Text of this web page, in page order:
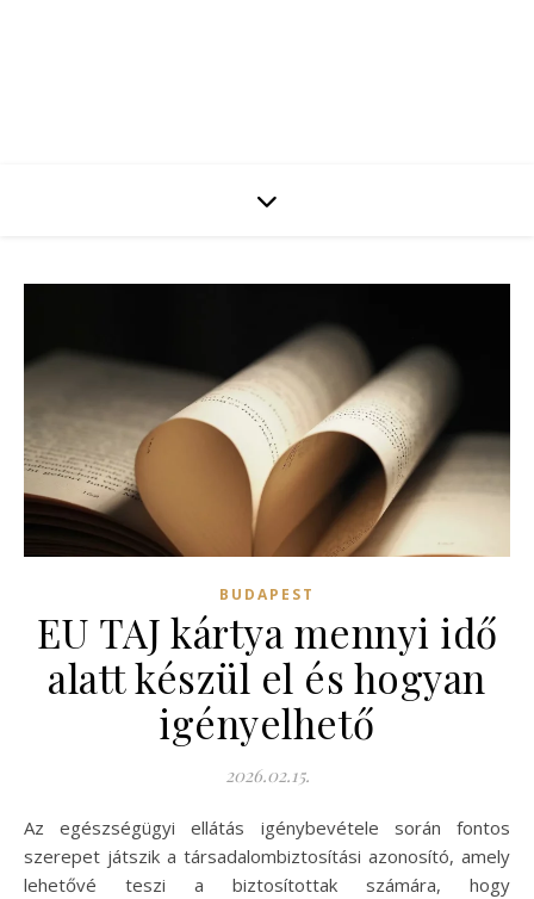
BUDAPEST
EU TAJ kártya mennyi idő
alatt készül el és hogyan
igényelhető
2026.02.15.
Az egészségügyi ellátás igénybevétele során fontos
szerepet játszik a társadalombiztosítási azonosító, amely
lehetővé teszi a biztosítottak számára, hogy